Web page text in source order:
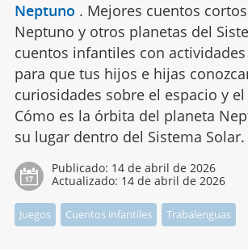
Neptuno . Mejores cuentos
Neptuno y otros planetas del
cuentos infantiles con
para que tus hijos e hijas
curiosidades sobre el espacio y
Cómo es la órbita del planeta
su lugar dentro del Sistema Solar.
Publicado: 14 de abril de 2026
Actualizado: 14 de abril de 2026
Juegos Cuentos infantiles Trabalenguas